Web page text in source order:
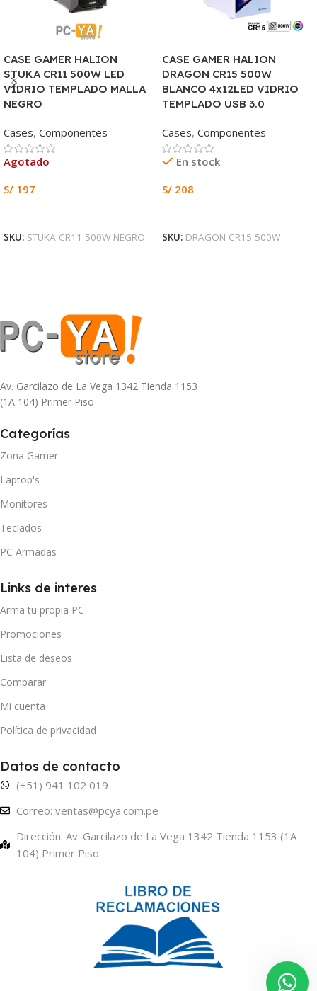
CASE GAMER HALION
STUKA CR11 500W LED
VIDRIO TEMPLADO MALLA
NEGRO
Cases, Componentes
Agotado
S/ 197
SKU: STUKA CR11 500W NEGRO
CASE GAMER HALION
DRAGON CR15 500W
BLANCO 4x12LED VIDRIO
TEMPLADO USB 3.0
Cases, Componentes
En stock
S/ 208
SKU: DRAGON CR15 500W
Av. Garcilazo de La Vega 1342 Tienda 1153
(1A 104) Primer Piso
Categorías
Zona Gamer
Laptop's
Monitores
Teclados
PC Armadas
Links de interes
Arma tu propia PC
Promociones
Lista de deseos
Comparar
Mi cuenta
Política de privacidad
Datos de contacto
(+51) 941 102 019
Correo: ventas@pcya.com.pe
Dirección: Av. Garcilazo de La Vega 1342 Tienda 1153 (1A
104) Primer Piso